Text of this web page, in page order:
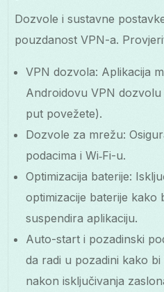
Dozvole i sustavne
pouzdanost VPN-a.
VPN dozvola: Aplikacija
Androidovu VPN
put povežete).
Dozvole za mrežu:
podacima i Wi‑Fi-u.
Optimizacija baterije:
optimizacije baterije kako
suspendira aplikaciju.
Auto-start i pozadinski
da radi u pozadini kako
nakon isključivanja